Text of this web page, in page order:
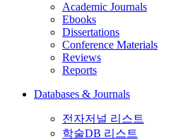
Academic Journals
Ebooks
Dissertations
Conference Materials
Reviews
Reports
Databases & Journals
전자저널 리스트
학술DB 리스트